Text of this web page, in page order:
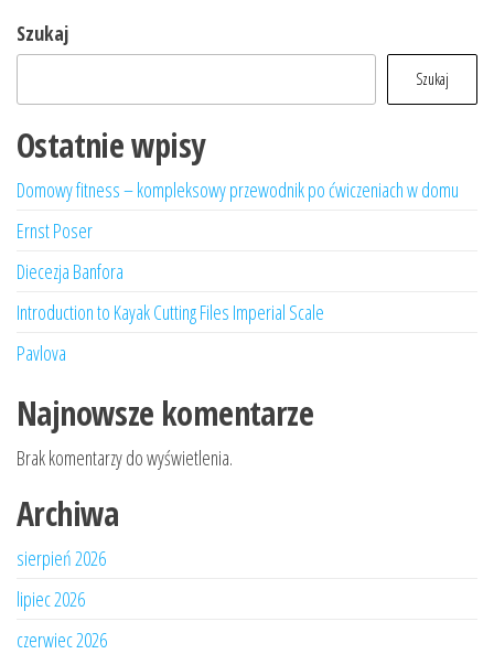
Szukaj
Szukaj
Ostatnie wpisy
Domowy fitness – kompleksowy przewodnik po ćwiczeniach w domu
Ernst Poser
Diecezja Banfora
Introduction to Kayak Cutting Files Imperial Scale
Pavlova
Najnowsze komentarze
Brak komentarzy do wyświetlenia.
Archiwa
sierpień 2026
lipiec 2026
czerwiec 2026